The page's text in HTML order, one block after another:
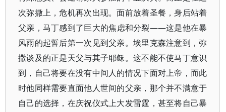
次弥撒上，危机再次出现。面前放着圣餐，身后站着
父亲，马丁感到了巨大的焦虑和分裂——这是他在暴
风雨的起誓后第一次见到父亲。埃里克森注意到，弥
撒谈及的正是天父与其子耶稣。这不能不使马丁意识
到，自己将要在没有中间人的情况下面对上帝，而此
时他同样需要直面他人世间的父亲，那个并不满意于
自己的选择，在庆祝仪式上大发雷霆，甚至将自己暴